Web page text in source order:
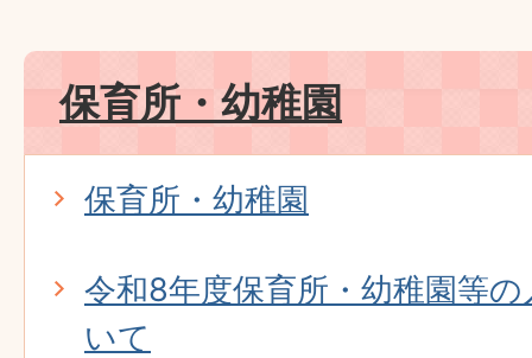
保育所・幼稚園
保育所・幼稚園
令和8年度保育所・幼稚園等
いて